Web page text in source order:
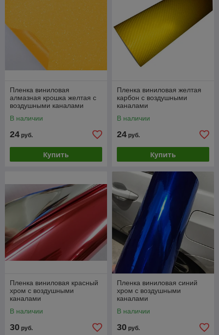
Пленка виниловая
алмазная крошка желтая с
воздушными каналами
В наличии
24 руб.
Купить
Пленка виниловая желтая
карбон с воздушными
каналами
В наличии
24 руб.
Купить
Пленка виниловая красный
хром с воздушными
каналами
В наличии
30 руб.
Пленка виниловая синий
хром с воздушными
каналами
В наличии
30 руб.